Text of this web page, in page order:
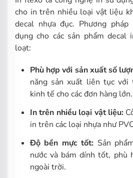
cho in trên nhiều loại vật liệu
decal nhựa đục. Phương
dụng cho các sản phẩm decal
loạt:
Phù hợp với sản xuất số
năng sản xuất liên tục với
kinh tế cho các đơn hàng lớn.
In trên nhiều loại vật liệu:
in trên các loại nhựa như
Độ bền mực tốt: Sản
nước và bám dính tốt, phù
ngoài trời.